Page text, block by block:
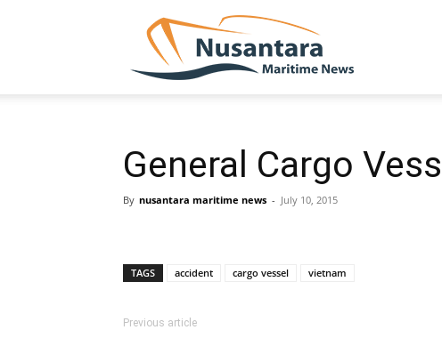
General Cargo
By nusantara maritime news - July 10, 2015
TAGS accident cargo vessel vietnam
Previous article